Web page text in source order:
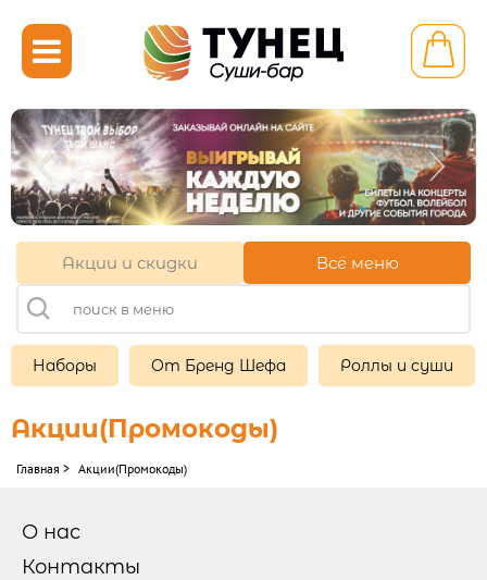
Калининград ул.
Инженерная 3
+7 (921) 710-41-81
+7 (4012) 52-41-81
11:00-22:00
Личный кабинет
Франшиза
НАБОРЫ
ХОЛОДНЫЕ НАБОРЫ
МИКС НАБОРЫ
ОТ БРЕНД ШЕФА

Акции и скидки Всё меню
Наборы От Бренд Шефа Роллы и суши
Акции(Промокоды)
Главная > Акции(Промокоды)
О нас
Контакты